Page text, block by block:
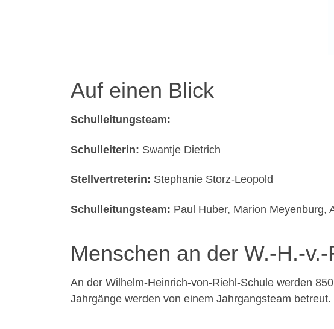
Auf einen Blick
Schulleitungsteam:
Schulleiterin: Swantje Dietrich
Stellvertreterin: Stephanie Storz-Leopold
Schulleitungsteam: Paul Huber, Marion Meyenburg,
Menschen an der W.-H.-
An der Wilhelm-Heinrich-von-Riehl-Schule werden
Jahrgänge werden von einem Jahrgangsteam betreut.